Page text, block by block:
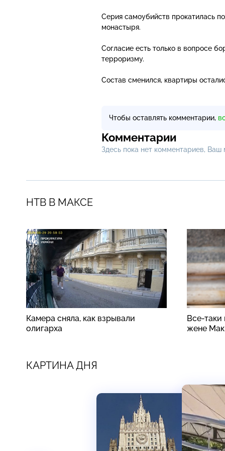
Серия самоубийств прокатилась
монастыря.
Согласие есть только в вопросе
терроризму.
Состав сменился, квартиры
Чтобы оставлять комментарии,
Комментарии
Здесь пока нет комментариев,
НТВ В МАКСЕ
Камера сняла, как взрывали
олигарха
Все-
жене
КАРТИНА ДНЯ